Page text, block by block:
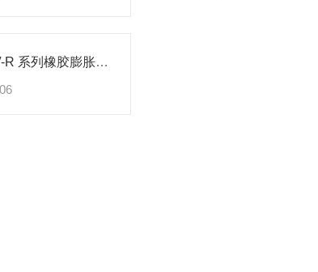
Elaflex ERV-R 系列橡胶膨胀节技术解析